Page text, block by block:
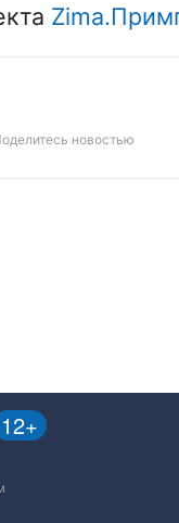
новостью
12+